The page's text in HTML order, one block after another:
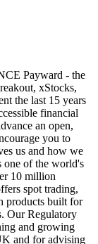
Payward - the
xStocks,
the last 15 years
financial
an open,
you to
us and how we
of the world's
10 million
spot trading,
products built for
Our Regulatory
and growing
and for advising